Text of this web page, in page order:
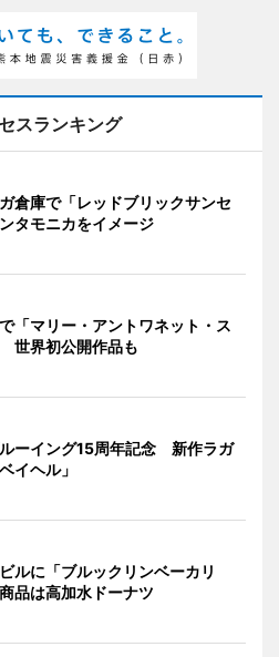
スランキング
倉庫で「レッドブリックサンセ
タモニカをイメージ
「マリー・アントワネット・ス
世界初公開作品も
ーイング15周年記念 新作ラガ
イヘル」
ルに「ブルックリンベーカリ
品は高加水ドーナツ